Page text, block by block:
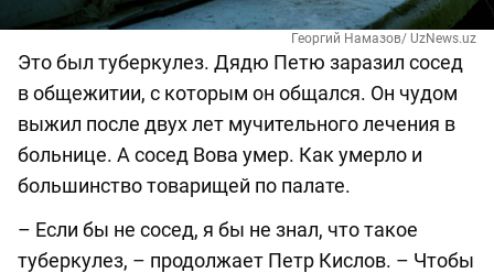
Георгий Намазов/ UzNews.uz
Это был туберкулез. Дядю Петю заразил сосед
в общежитии, с которым он общался. Он чудом
выжил после двух лет мучительного лечения в
больнице. А сосед Вова умер. Как умерло и
большинство товарищей по палате.
– Если бы не сосед, я бы не знал, что такое
туберкулез, – продолжает Петр Кислов. – Чтобы